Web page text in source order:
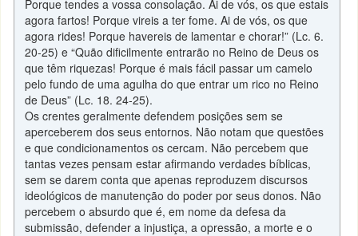
Porque tendes a vossa consolação. Ai de vós, os que estais
agora fartos! Porque vireis a ter fome. Ai de vós, os que
agora rides! Porque havereis de lamentar e chorar!” (Lc. 6.
20-25) e “Quão dificilmente entrarão no Reino de Deus os
que têm riquezas! Porque é mais fácil passar um camelo
pelo fundo de uma agulha do que entrar um rico no Reino
de Deus” (Lc. 18. 24-25).
Os crentes geralmente defendem posições sem se
aperceberem dos seus entornos. Não notam que questões
e que condicionamentos os cercam. Não percebem que
tantas vezes pensam estar afirmando verdades bíblicas,
sem se darem conta que apenas reproduzem discursos
ideológicos de manutenção do poder por seus donos. Não
percebem o absurdo que é, em nome da defesa da
submissão, defender a injustiça, a opressão, a morte e o